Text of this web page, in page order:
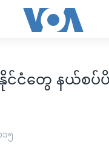
င်ငံတွေ နယ်စပ်
၅